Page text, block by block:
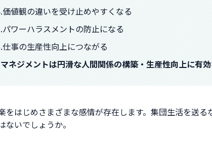
価値観の違いを受け止めやすくなる
パワーハラスメントの防止になる
仕事の生産性向上につながる
ネジメントは円滑な人間関係の構築・生産性向上に有
をはじめさまざまな感情が存在します。集団生活を送
ないでしょうか。